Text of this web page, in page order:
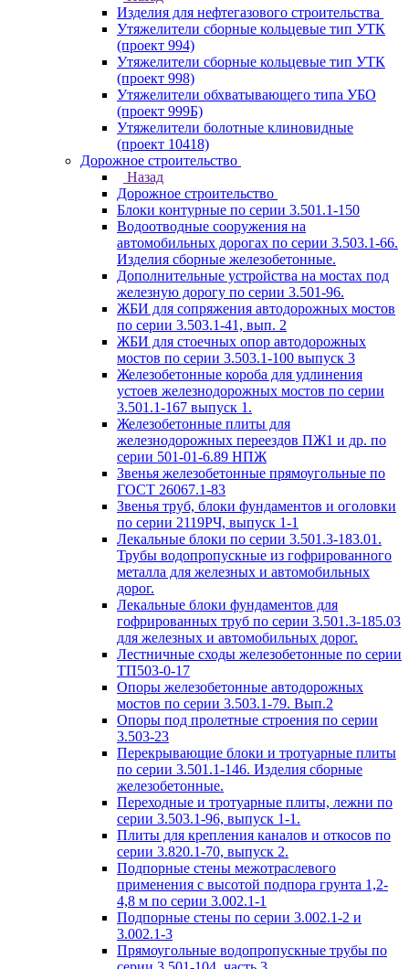
Изделия для нефтегазового строительства
Утяжелители сборные кольцевые тип УТК
(проект 994)
Утяжелители сборные кольцевые тип УТК
(проект 998)
Утяжелители обхватывающего типа УБО
(проект 999Б)
Утяжелители болотные клиновидные
(проект 10418)
Дорожное строительство
Назад
Дорожное строительство
Блоки контурные по серии 3.501.1-150
Водоотводные сооружения на
автомобильных дорогах по серии 3.503.1-66.
Изделия сборные железобетонные.
Дополнительные устройства на мостах под
железную дорогу по серии 3.501-96.
ЖБИ для сопряжения автодорожных мостов
по серии 3.503.1-41, вып. 2
ЖБИ для стоечных опор автодорожных
мостов по серии 3.503.1-100 выпуск 3
Железобетонные короба для удлинения
устоев железнодорожных мостов по серии
3.501.1-167 выпуск 1.
Железобетонные плиты для
железнодорожных переездов ПЖ1 и др. по
серии 501-01-6.89 НПЖ
Звенья железобетонные прямоугольные по
ГОСТ 26067.1-83
Звенья труб, блоки фундаментов и оголовки
по серии 2119РЧ, выпуск 1-1
Лекальные блоки по серии 3.501.3-183.01.
Трубы водопропускные из гофрированного
металла для железных и автомобильных
дорог.
Лекальные блоки фундаментов для
гофрированных труб по серии 3.501.3-185.03
для железных и автомобильных дорог.
Лестничные сходы железобетонные по серии
ТП503-0-17
Опоры железобетонные автодорожных
мостов по серии 3.503.1-79. Вып.2
Опоры под пролетные строения по серии
3.503-23
Перекрывающие блоки и тротуарные плиты
по серии 3.501.1-146. Изделия сборные
железобетонные.
Переходные и тротуарные плиты, лежни по
серии 3.503.1-96, выпуск 1-1.
Плиты для крепления каналов и откосов по
серии 3.820.1-70, выпуск 2.
Подпорные стены межотраслевого
применения с высотой подпора грунта 1,2-
4,8 м по серии 3.002.1-1
Подпорные стены по серии 3.002.1-2 и
3.002.1-3
Прямоугольные водопропускные трубы по